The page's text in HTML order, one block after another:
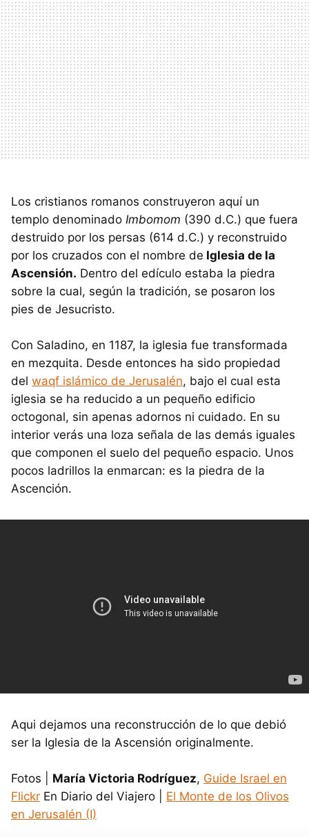
Los cristianos romanos construyeron aquí un
templo denominado Imbomom (390 d.C.) que fuera
destruido por los persas (614 d.C.) y reconstruido
por los cruzados con el nombre de Iglesia de la
Ascensión. Dentro del edículo estaba la piedra
sobre la cual, según la tradición, se posaron los
pies de Jesucristo.
Con Saladino, en 1187, la iglesia fue transformada
en mezquita. Desde entonces ha sido propiedad
del waqf islámico de Jerusalén, bajo el cual esta
iglesia se ha reducido a un pequeño edificio
octogonal, sin apenas adornos ni cuidado. En su
interior verás una loza señala de las demás iguales
que componen el suelo del pequeño espacio. Unos
pocos ladrillos la enmarcan: es la piedra de la
Ascención.
Aqui dejamos una reconstrucción de lo que debió
ser la Iglesia de la Ascensión originalmente.
Fotos | María Victoria Rodríguez, Guide Israel en
Flickr En Diario del Viajero | El Monte de los Olivos
en Jerusalén (I)